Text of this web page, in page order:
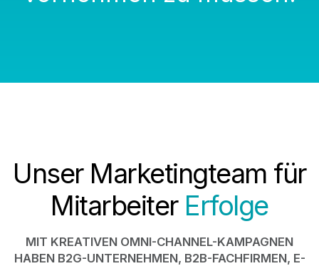
Unser Marketingteam für
Mitarbeiter Erfolge
MIT KREATIVEN OMNI-CHANNEL-KAMPAGNEN
HABEN B2G-UNTERNEHMEN, B2B-FACHFIRMEN, E-